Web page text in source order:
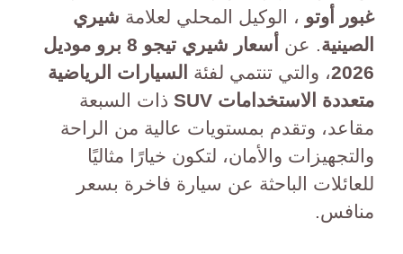
غبور أوتو ، الوكيل المحلي لعلامة شيري
الصينية. عن
أسعار شيري تيجو 8 برو موديل
2026، والتي تنتمي لفئة السيارات الرياضية
متعددة الاستخدامات SUV
ذات السبعة
مقاعد، وتقدم بمستويات عالية من الراحة
والتجهيزات والأمان، لتكون خيارًا مثاليًا
للعائلات الباحثة عن سيارة فاخرة بسعر
منافس.